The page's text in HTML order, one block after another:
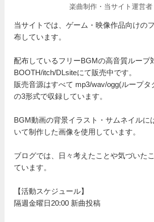
楽曲制作・当サイト運営者
当サイトでは、ゲーム・映像作品向けの
布しています。
配布しているフリーBGMの高音質ループ
BOOTH/itch/DLsiteにて販売中です。
販売音源はすべて mp3/wav/ogg(ループタ
の3形式で収録しています。
BGM動画の背景イラスト・サムネイルに
いて制作した画像を使用しています。
ブログでは、日々考えたことや気づいた
ています。
【活動スケジュール】
隔週金曜日20:00 新曲投稿